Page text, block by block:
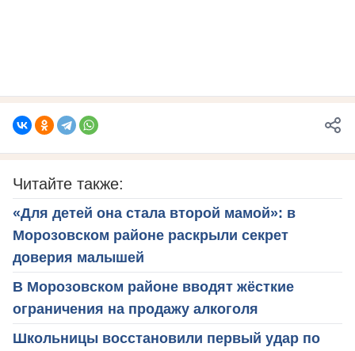
Читайте также:
«Для детей она стала второй мамой»: в
Морозовском районе раскрыли секрет
доверия малышей
В Морозовском районе вводят жёсткие
ограничения на продажу алкоголя
Школьницы восстановили первый удар по